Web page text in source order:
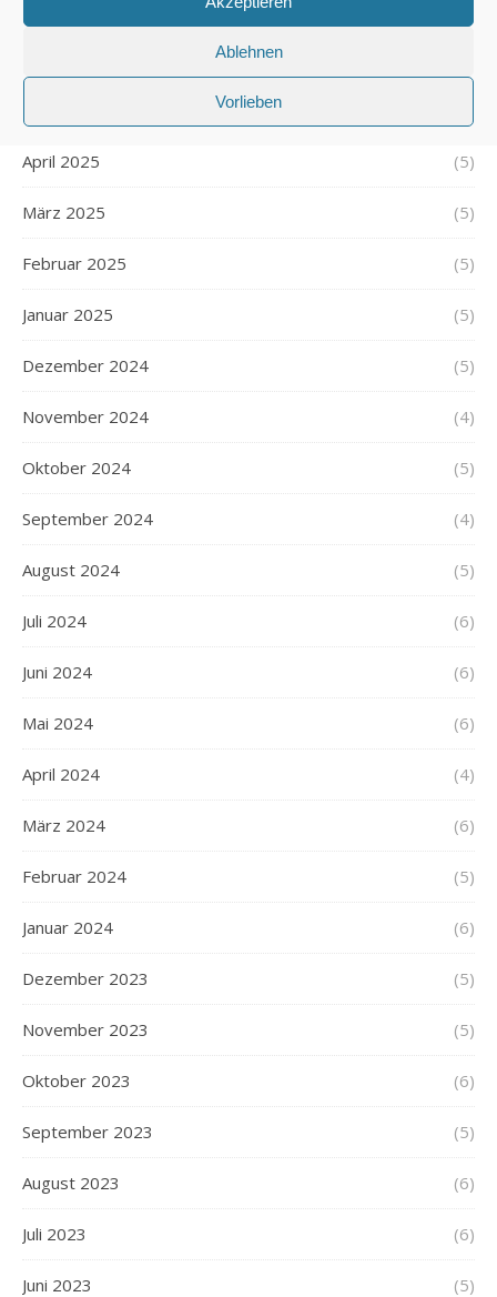
Ablehnen
Vorlieben
April 2025 (5)
März 2025 (5)
Februar 2025 (5)
Januar 2025 (5)
Dezember 2024 (5)
November 2024 (4)
Oktober 2024 (5)
September 2024 (4)
August 2024 (5)
Juli 2024 (6)
Juni 2024 (6)
Mai 2024 (6)
April 2024 (4)
März 2024 (6)
Februar 2024 (5)
Januar 2024 (6)
Dezember 2023 (5)
November 2023 (5)
Oktober 2023 (6)
September 2023 (5)
August 2023 (6)
Juli 2023 (6)
Juni 2023 (5)